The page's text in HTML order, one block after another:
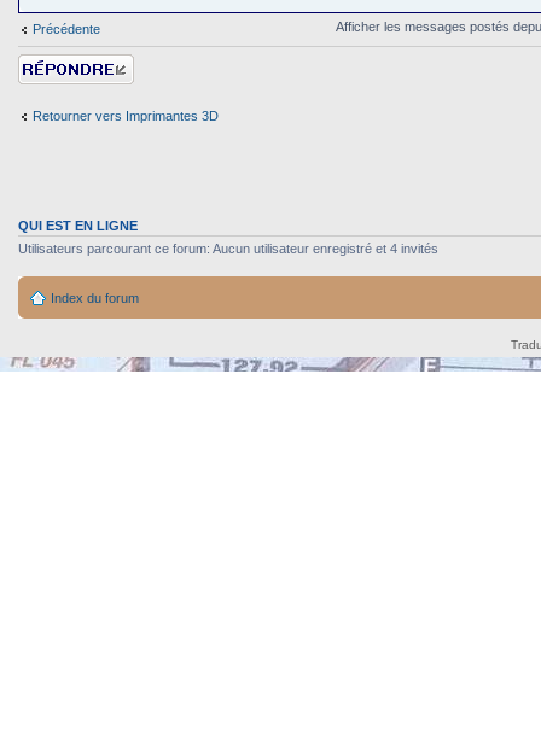
Précédente Afficher les messages postés
Répondre
Retourner vers Imprimantes 3D
QUI EST EN LIGNE
Utilisateurs parcourant ce forum: Aucun utilisateur enregistré et 4 invités
Index du forum